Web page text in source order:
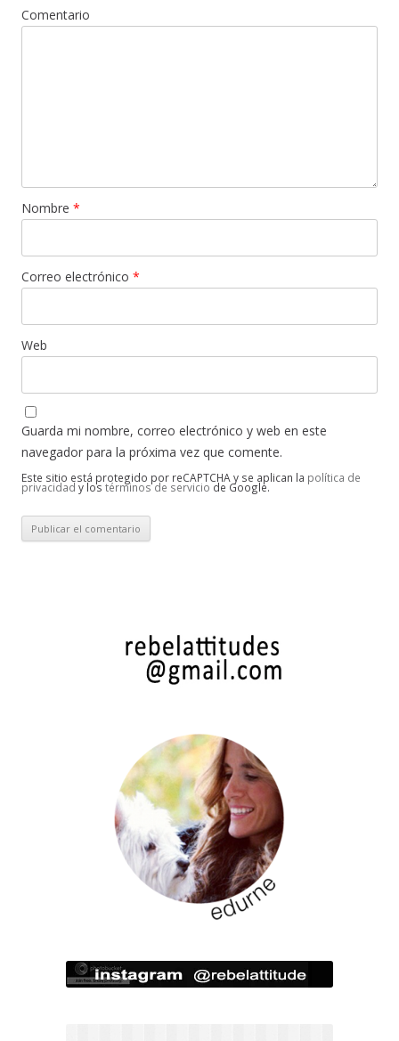
Comentario
Nombre *
Correo electrónico *
Web
Guarda mi nombre, correo electrónico y web en este
navegador para la próxima vez que comente.
Este sitio está protegido por reCAPTCHA y se aplican la política de
privacidad y los términos de servicio de Google.